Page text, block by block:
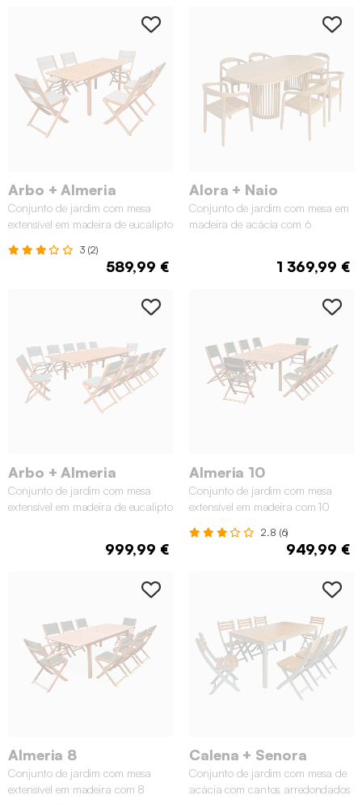
Arbo + Almeria
Conjunto de jardim com mesa
extensível em madeira de eucalipto
3 (2)
589,99 €
Alora + Naio
Conjunto de jardim com mesa em
madeira de acácia com 6
1 369,99 €
Arbo + Almeria
Conjunto de jardim com mesa
extensível em madeira de eucalipto
999,99 €
Almeria 10
Conjunto de jardim com mesa
extensível em madeira com 10
2.8 (6)
949,99 €
Almeria 8
Conjunto de jardim com mesa
extensível em madeira com 8
Calena + Senora
Conjunto de jardim com mesa de
acácia com cantos arredondados